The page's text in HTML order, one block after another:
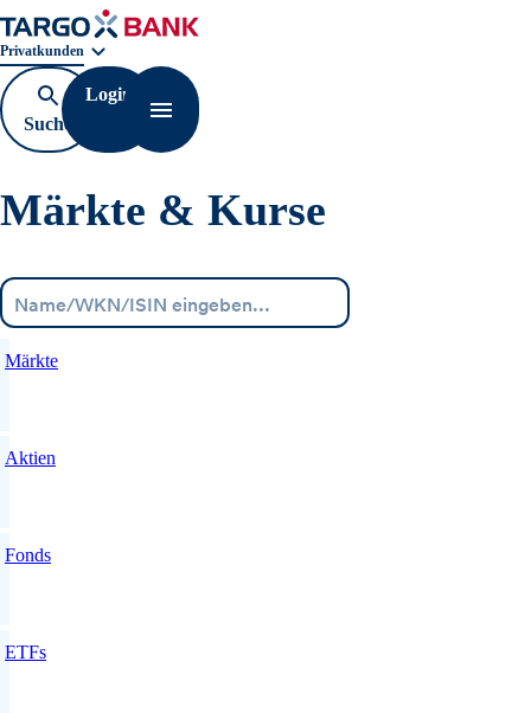
Geschäftsbereichnavigation. Aktuelle Auswahl:
Privatkunden
Suche
öffnen
Login
Navigation öffnen
Märkte & Kurse
Märkte
Aktien
Fonds
ETFs